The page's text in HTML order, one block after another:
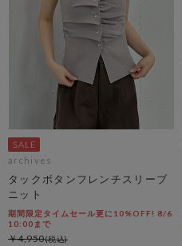
archives
タックボタンフレンチスリーブ
ニット
期間限定タイムセール更に10%OFF! 8/6
10:00まで
￥4,950